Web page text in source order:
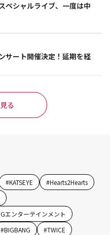
ペシャルライブ、一度は中
サート開催決定！延期を経
る
#KATSEYE #Hearts2Hearts
エンターテインメント
#BIGBANG #TWICE